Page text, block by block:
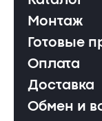
Монтаж
Готовые
Оплата
Доставка
Обмен и